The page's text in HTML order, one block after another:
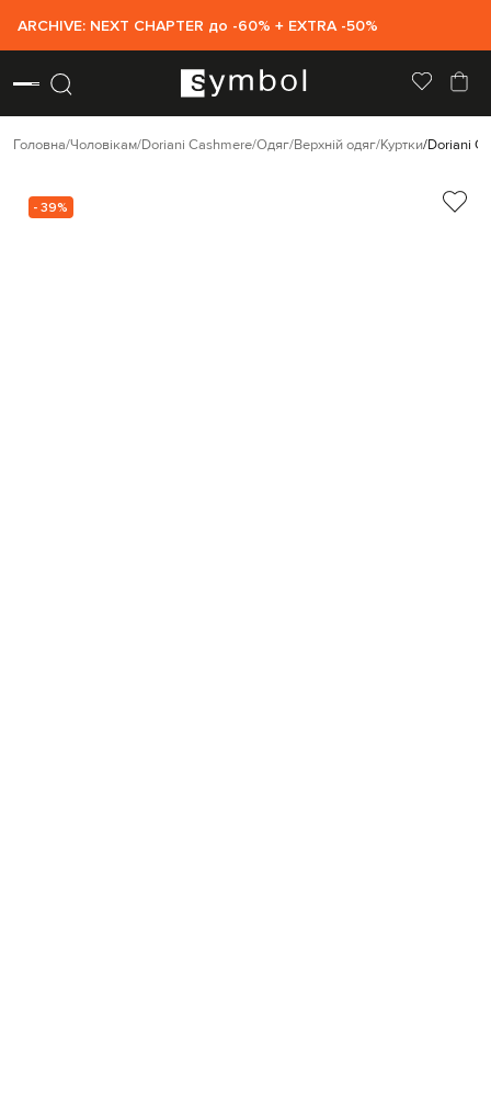
ARCHIVE: NEXT CHAPTER до -60% + EXTRA -50%
Головна Чоловікам Doriani Cashmere Одяг Верхній одяг Куртки Doriani
- 39%